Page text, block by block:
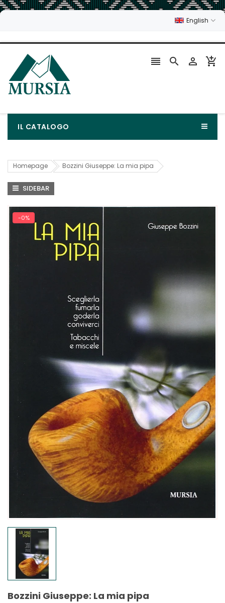
English
   
IL CATALOGO
Homepage Bozzini Giuseppe: La mia pipa
SIDEBAR
-0%
Bozzini Giuseppe: La mia pipa